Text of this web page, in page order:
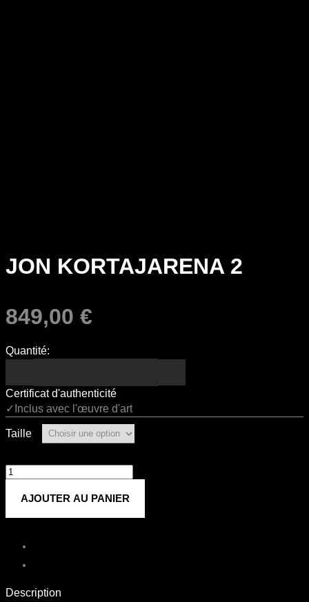
JON KORTAJARENA 2
849,00 €
Quantité:
Certificat d'authenticité
✓Inclus avec l'œuvre d'art
Taille
quantité
Kortajarena
AJOUTER AU PANIER
Description